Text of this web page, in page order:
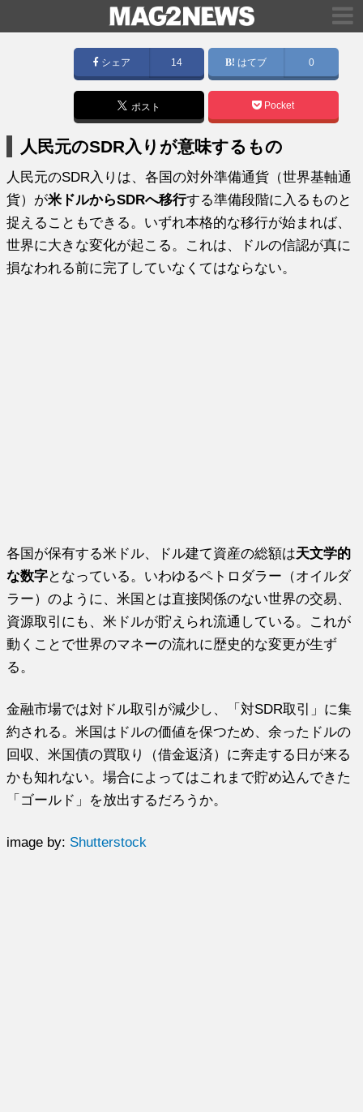
シェア 14 はてブ 0
ポスト Pocket
人民元のSDR入りが意味するもの
人民元のSDR入りは、各国の対外準備通貨（世界基軸通
貨）が米ドルからSDRへ移行する準備段階に入るものと
捉えることもできる。いずれ本格的な移行が始まれば、
世界に大きな変化が起こる。これは、ドルの信認が真に
損なわれる前に完了していなくてはならない。
各国が保有する米ドル、ドル建て資産の総額は天文学的
な数字となっている。いわゆるペトロダラー（オイルダ
ラー）のように、米国とは直接関係のない世界の交易、
資源取引にも、米ドルが貯えられ流通している。これが
動くことで世界のマネーの流れに歴史的な変更が生ず
る。
金融市場では対ドル取引が減少し、「対SDR取引」に集
約される。米国はドルの価値を保つため、余ったドルの
回収、米国債の買取り（借金返済）に奔走する日が来る
かも知れない。場合によってはこれまで貯め込んできた
「ゴールド」を放出するだろうか。
image by: Shutterstock